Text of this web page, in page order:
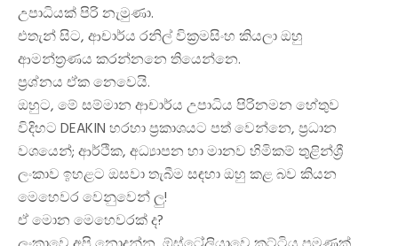
උපාධියක් පිරි නැමුණා.
එතැන් සිට, ආචාර්ය රනිල් වික්‍රමසිංහ කියලා ඔහු
ආමන්ත්‍රණය කරන්නනෙ තියෙන්නෙ.
ප්‍රශ්නය ඒක නෙවෙයි.
ඔහුට, මේ සම්මාන ආචාර්ය උපාධිය පිරිනමන හේතුව
විදිහට DEAKIN හරහා ප්‍රකාශයට පත් වෙන්නෙ, ප්‍රධාන
වශයෙන්; ආර්ථික, අධ්‍යාපන හා මානව හිමිකම් තුළින්ශ්‍රී
ලංකාව ඉහළට ඔසවා තැබීම සඳහා ඔහු කළ බව කියන
මෙහෙවර වෙනුවෙන් ලු!
ඒ මොන මෙහෙවරක් ද?